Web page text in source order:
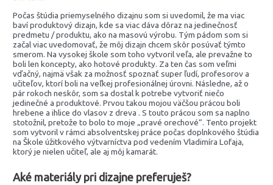
Počas štúdia priemyselného dizajnu som si uvedomil, že ma viac
baví produktový dizajn, kde sa viac dáva dôraz na jedinečnosť
predmetu / produktu, ako na masovú výrobu. Tým pádom som si
začal viac uvedomovať, že môj dizajn chcem skôr posúvať týmto
smerom. Na vysokej škole som toho vytvoril veľa, ale prevažne to
boli len koncepty, ako hotové produkty. Za ten čas som veľmi
vďačný, najmä však za možnosť spoznať super ľudí, profesorov a
učiteľov, ktorí boli na veľkej profesionálnej úrovni. Následne, až o
pár rokoch neskôr, som sa dostal k potrebe vytvoriť niečo
jedinečné a produktové. Prvou takou mojou väčšou prácou boli
hrebene a ihlice do vlasov z dreva . S touto prácou som sa naplno
stotožnil, pretože to bolo to moje „pravé orechové“. Tento projekt
som vytvoril v rámci absolventskej práce počas doplnkového štúdia
na Škole úžitkového výtvarníctva pod vedením Vladimíra Lofaja,
ktorý je nielen učiteľ, ale aj môj kamarát.
Aké materiály pri dizajne preferuješ?